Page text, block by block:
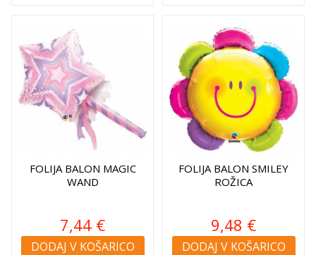
FOLIJA BALON MAGIC
WAND
7,44 €
DODAJ V KOŠARICO
FOLIJA BALON SMILEY
ROŽICA
9,48 €
DODAJ V KOŠARICO